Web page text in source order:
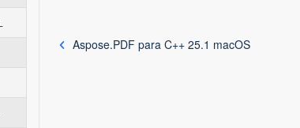
Aspose.PDF para C++ 25.1 macOS